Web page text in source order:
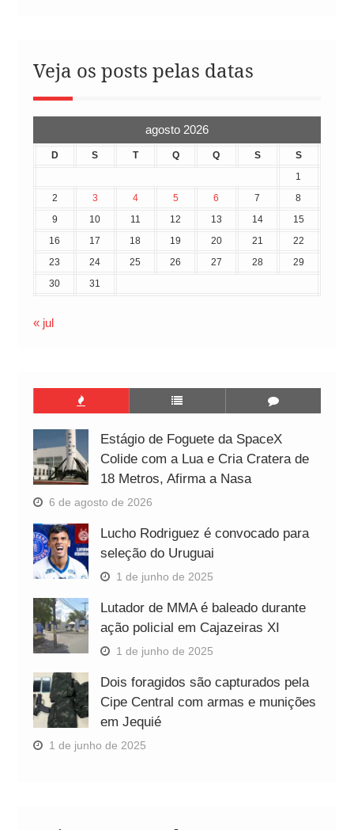
Veja os posts pelas datas
agosto 2026
D S T Q Q S
S
1
2
3 4 5 6 7
8
9
10 11 12 13 14
15
16
17 18 19 20 21
22
23
24 25 26 27 28
29
30
31
« jul
Estágio de Foguete da SpaceX
Colide com a Lua e Cria Cratera de
18 Metros, Afirma a Nasa
6 de agosto de 2026
Lucho Rodriguez é convocado para
seleção do Uruguai
1 de junho de 2025
Lutador de MMA é baleado durante
ação policial em Cajazeiras XI
1 de junho de 2025
Dois foragidos são capturados pela
Cipe Central com armas e munições
em Jequié
1 de junho de 2025